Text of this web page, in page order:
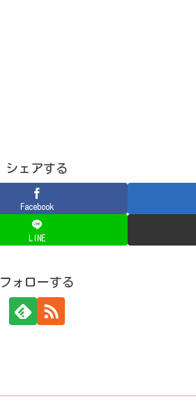
シェアする
Facebook
LINE
フォローする